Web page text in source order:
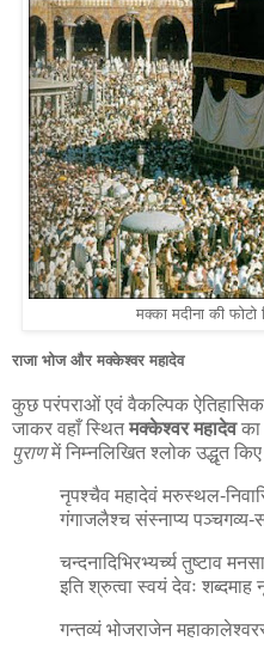
मक्का मदीना की
राजा भोज और मक्केश्वर महादेव
कुछ परंपराओं एवं वैकल्पिक
जाकर वहाँ स्थितमक्केश्वर महादेवका
पुराणमें निम्नलिखित श्लोक उद्धृत
नृपश्चैव महादेवं मरुस्थल-
गंगाजलैश्च संस्नाप्य पञ्चगव्य-
चन्दनादिभिरभ्यर्च्य तुष्टाव
इति श्रुत्वा स्वयं देवः शब्दमाह
गन्तव्यं भोजराजेन